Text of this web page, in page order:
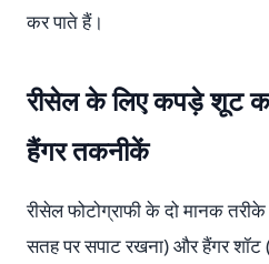
कर पाते हैं।
रीसेल के लिए कपड़े शूट
हैंगर तकनीकें
रीसेल फोटोग्राफी के दो मानक
सतह पर सपाट रखना) और हैंगर शॉट